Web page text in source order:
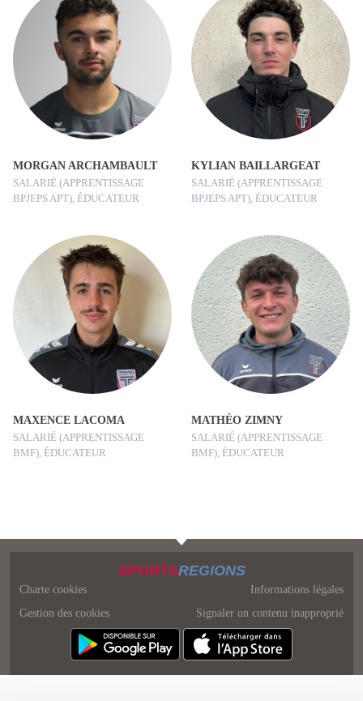
MORGAN ARCHAMBAULT
SALARIÉ (APPRENTISSAGE
BPJEPS APT), ÉDUCATEUR
KYLIAN BAILLARGEAT
SALARIÉ (APPRENTISSAGE
BPJEPS APT), ÉDUCATEUR
MAXENCE LACOMA
SALARIÉ (APPRENTISSAGE
BMF), ÉDUCATEUR
MATHÉO ZIMNY
SALARIÉ (APPRENTISSAGE
BMF), ÉDUCATEUR
SPORTSREGIONS
Charte cookies
Gestion des cookies
Informations légales
Signaler un contenu inapproprié